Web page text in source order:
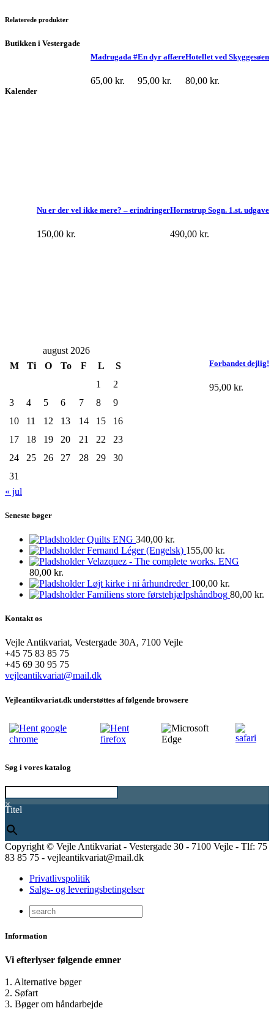
Relaterede produkter
Hotellet ved Skyggesøen
80,00 kr.
En dyr affære
95,00 kr.
Madrugada #
65,00 kr.
Hornstrup Sogn. 1.st. udgave
490,00 kr.
Nu er der vel ikke mere? – erindringer
150,00 kr.
Forbandet dejlig!
95,00 kr.
Butikken i Vestergade
Kalender
august 2026
M
Ti O To F L
S
1
2
3
4 5 6 7 8
9
10
11 12 13 14 15
16
17
18 19 20 21 22
23
24
25 26 27 28 29
30
31
« jul
Seneste bøger
Quilts ENG 340,00 kr.
Fernand Léger (Engelsk) 155,00 kr.
Velazquez - The complete works. ENG
80,00 kr.
Løjt kirke i ni århundreder 100,00 kr.
Familiens store førstehjælpshåndbog 80,00 kr.
Kontakt os
Vejle Antikvariat, Vestergade 30A, 7100 Vejle
+45 75 83 85 75
+45 69 30 95 75
vejleantikvariat@mail.dk
Vejleantikvariat.dk understøttes af følgende browsere
Søg i vores katalog
×
Titel
Copyright © Vejle Antikvariat - Vestergade 30 - 7100 Vejle - Tlf: 75
83 85 75 - vejleantikvariat@mail.dk
Privatlivspolitik
Salgs- og leveringsbetingelser
Information
Vi efterlyser følgende emner
1. Alternative bøger
2. Søfart
3. Bøger om håndarbejde